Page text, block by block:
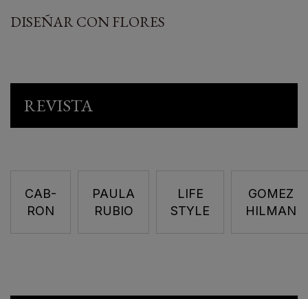
DISEÑAR CON FLORES
REVISTA
CAB-
RON
PAULA
RUBIO
LIFE
STYLE
GOMEZ
HILMAN